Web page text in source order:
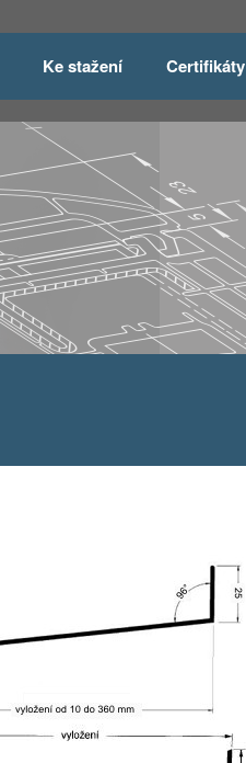
Ke stažení Certifikáty